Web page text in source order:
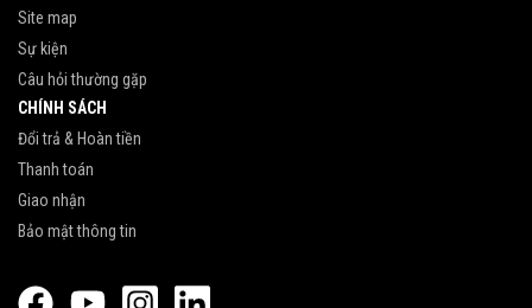
Site map
Sự kiện
Câu hỏi thường gặp
CHÍNH SÁCH
Đổi trả & Hoàn tiền
Thanh toán
Giao nhận
Bảo mật thông tin